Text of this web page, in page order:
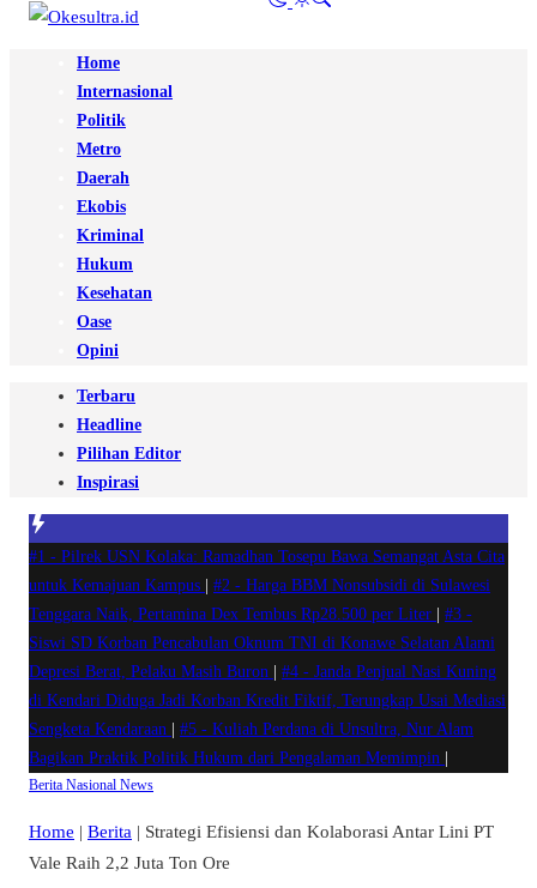
Home
Internasional
Politik
Metro
Daerah
Ekobis
Kriminal
Hukum
Kesehatan
Oase
Opini
Terbaru
Headline
Pilihan Editor
Inspirasi
#1 - Pilrek USN Kolaka: Ramadhan Tosepu Bawa Semangat Asta Cita
untuk Kemajuan Kampus
#2 - Harga BBM Nonsubsidi di Sulawesi
Tenggara Naik, Pertamina Dex Tembus Rp28.500 per Liter
#3 -
Siswi SD Korban Pencabulan Oknum TNI di Konawe Selatan Alami
Depresi Berat, Pelaku Masih Buron
#4 - Janda Penjual Nasi Kuning
di Kendari Diduga Jadi Korban Kredit Fiktif, Terungkap Usai Mediasi
Sengketa Kendaraan
#5 - Kuliah Perdana di Unsultra, Nur Alam
Bagikan Praktik Politik Hukum dari Pengalaman Memimpin
Berita Nasional News
Home | Berita | Strategi Efisiensi dan Kolaborasi Antar Lini PT
Vale Raih 2,2 Juta Ton Ore